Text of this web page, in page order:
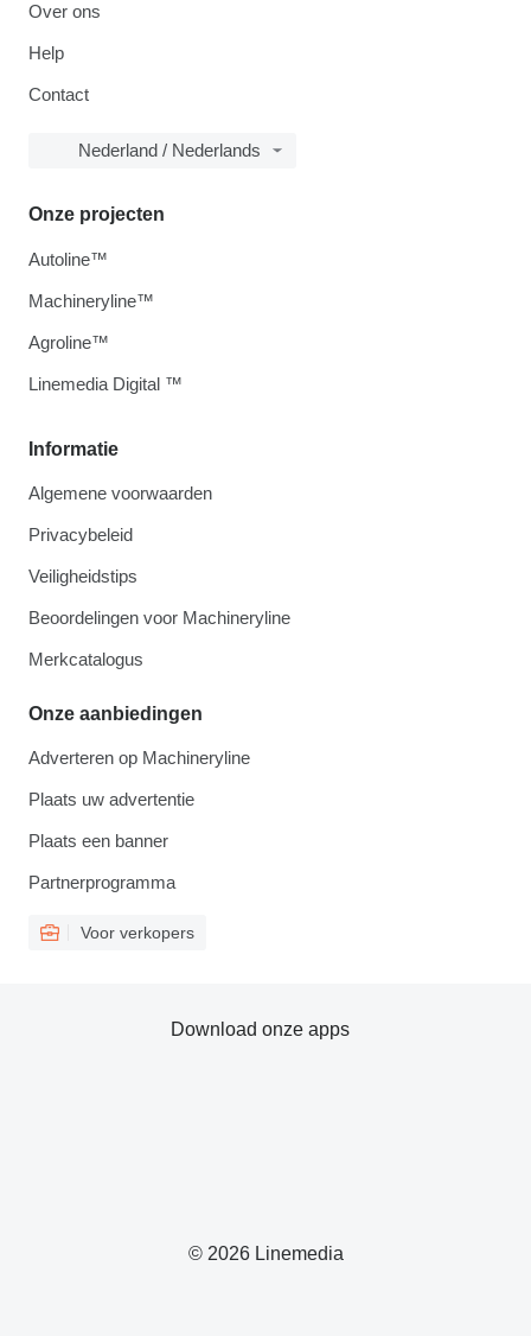
Over ons
Help
Contact
Nederland / Nederlands
Informatie
Algemene voorwaarden
Privacybeleid
Veiligheidstips
Beoordelingen voor Machineryline
Merkcatalogus
Onze aanbiedingen
Adverteren op Machineryline
Plaats uw advertentie
Plaats een banner
Partnerprogramma
Voor verkopers
Onze projecten
Autoline™
Machineryline™
Agroline™
Linemedia Digital ™
© 2026 Linemedia
Download onze apps